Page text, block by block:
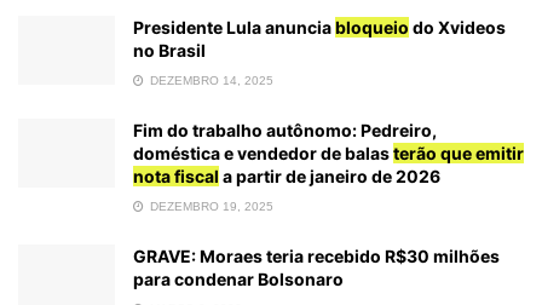
Presidente Lula anunciabloqueio do Xvideos
no Brasil
DEZEMBRO 14, 2025
Fim do trabalho autônomo: Pedreiro,
doméstica e vendedor de balasterão que emitir
nota fiscal a partir de janeiro de 2026
DEZEMBRO 19, 2025
GRAVE: Moraes teria recebido R$30 milhões
para condenar Bolsonaro